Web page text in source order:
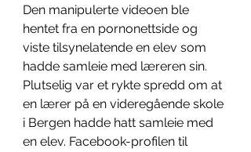
Den manipulerte videoen ble
hentet fra en pornonettside og
viste tilsynelatende en elev som
hadde samleie med læreren sin.
Plutselig var et rykte spredd om at
en lærer på en videregående skole
i Bergen hadde hatt samleie med
en elev. Facebook-profilen til